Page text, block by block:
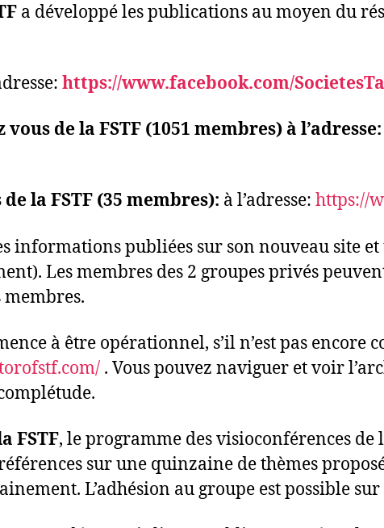
a développé les publications au moyen du
https://www.facebook.com/
vous de la FSTF (1051 membres) à l’adresse:
de la FSTF (35 membres): à l’adresse: https://
informations publiées sur son nouveau site
Les membres des 2 groupes privés
à être opérationnel, s’il n’est pas encore
com/ . Vous pouvez naviguer et voir
FSTF, le programme des visioconférences
sur une quinzaine de thèmes
L’adhésion au groupe est possible